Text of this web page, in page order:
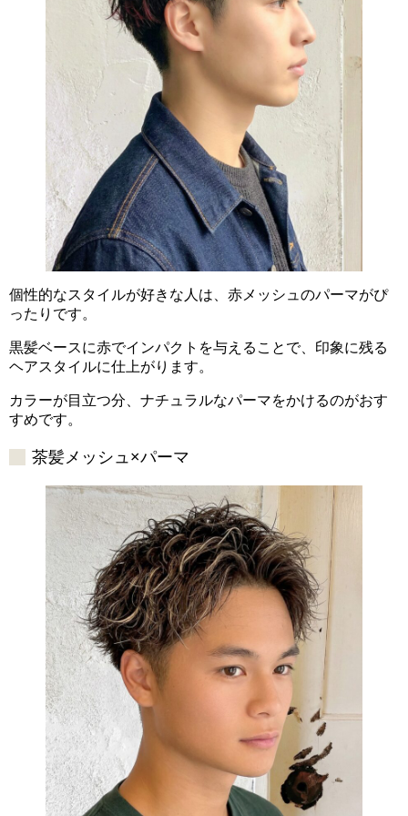
個性的なスタイルが好きな人は、赤メッシュのパーマがぴ
ったりです。
黒髪ベースに赤でインパクトを与えることで、印象に残る
ヘアスタイルに仕上がります。
カラーが目立つ分、ナチュラルなパーマをかけるのがおす
すめです。
茶髪メッシュ×パーマ